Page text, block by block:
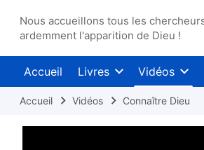
Nous accueillons tous les
ardemment l'apparition de Dieu !
Accueil Livres Vidéos
Accueil Vidéos Connaître Dieu